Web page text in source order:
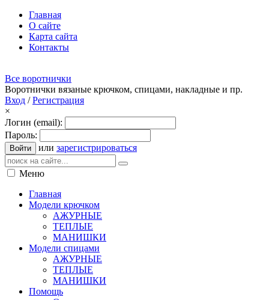
Главная
О сайте
Карта сайта
Контакты
Все воротнички
Воротнички вязаные крючком, спицами, накладные и пр.
Вход /Регистрация
×
Логин (email):
Пароль:
Войти или зарегистрироваться
Меню
Главная
Модели крючком
АЖУРНЫЕ
ТЕПЛЫЕ
МАНИШКИ
Модели спицами
АЖУРНЫЕ
ТЕПЛЫЕ
МАНИШКИ
Помощь